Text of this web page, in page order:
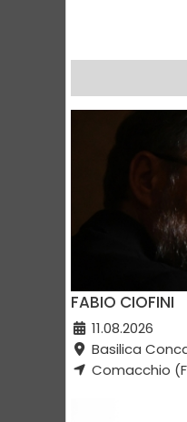
FABIO CIOFINI
11.08.2026
Basilica
Comacchio